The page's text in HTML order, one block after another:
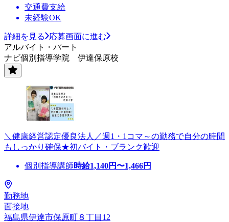
交通費支給
未経験OK
詳細を見る
応募画面に進む
アルバイト・パート
ナビ個別指導学院 伊達保原校
＼健康経営認定優良法人／週1・1コマ～の勤務で自分の時間
もしっかり確保★初バイト・ブランク歓迎
個別指導講師時給1,140円〜1,466円
勤務地
面接地
福島県伊達市保原町８丁目12